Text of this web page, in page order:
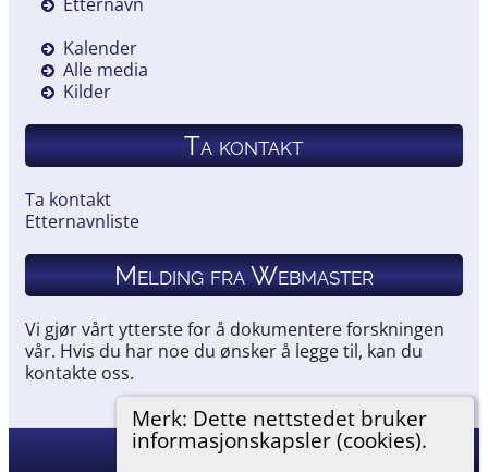
Merk: Dette nettstedet bruker
informasjonskapsler (cookies).
Kalender
Alle media
Kilder
Ta kontakt
Ta kontakt
Etternavnliste
Melding fra Webmaster
Vi gjør vårt ytterste for å dokumentere forskningen
vår. Hvis du har noe du ønsker å legge til, kan du
kontakte oss.
Hemneslekt 2026